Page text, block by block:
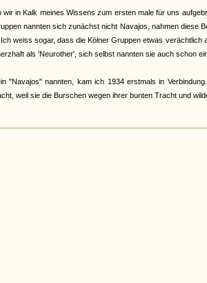
in Kalk meines Wissens zum ersten male für uns
nannten sich zunächst nicht Navajos, nahmen diese
weiss sogar, dass die Kölner Gruppen etwas
als 'Neurother', sich selbst nannten sie auch schon
"Navajos" nannten, kam ich 1934 erstmals in
weil sie die Burschen wegen ihrer bunten Tracht und